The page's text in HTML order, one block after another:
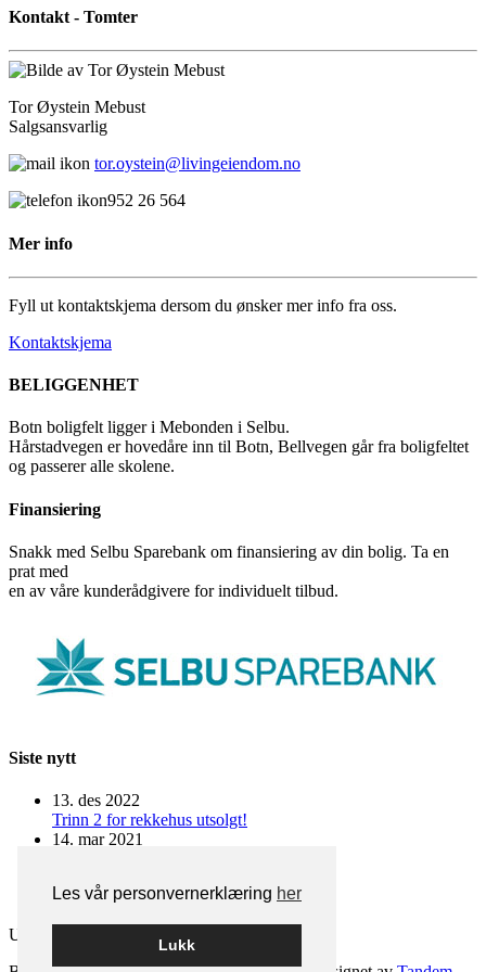
Les vår personvernerklæring her
Lukk
(Command)
og
trykk
+
for
å
forstørre
eller
-
å
Kontakt - Tomter
Tor Øystein Mebust
Salgsansvarlig
tor.oystein@livingeiendom.no
952 26 564
Mer info
Fyll ut kontaktskjema dersom du ønsker mer info fra oss.
Kontaktskjema
BELIGGENHET
Botn boligfelt ligger i Mebonden i Selbu.
Hårstadvegen er hovedåre inn til Botn, Bellvegen går fra boligfeltet
og passerer alle skolene.
Finansiering
Snakk med Selbu Sparebank om finansiering av din bolig. Ta en
prat med
en av våre kunderådgivere for individuelt tilbud.
Siste nytt
13. des 2022
Trinn 2 for rekkehus utsolgt!
14. mar 2021
3 nye rekkehus for salg. 1 allerede solgt!
Utbygger på prosjektet:
Living Eiendom AS